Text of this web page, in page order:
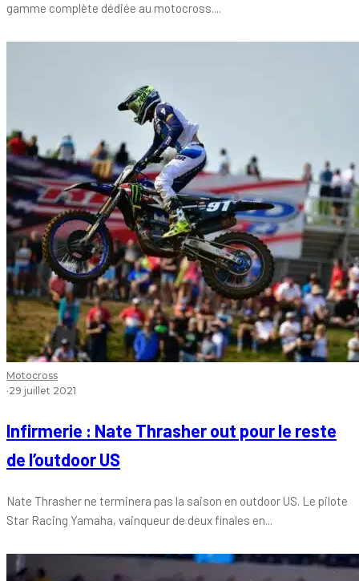
gamme complète dédiée au motocross....
Motocross
·29 juillet 2021
Infirmerie : Nate Thrasher out pour le reste
de l’outdoor US
Nate Thrasher ne terminera pas la saison en outdoor US. Le pilote
Star Racing Yamaha, vainqueur de deux finales en...